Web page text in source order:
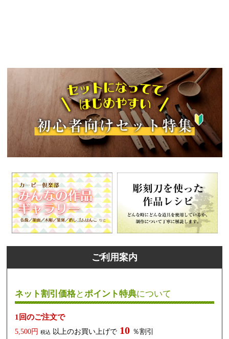
ご利用案内
ネット割引価格とポイント特典について
1回のご注文で
5,500円 税込 以上のお買い上げで 10 ％割引